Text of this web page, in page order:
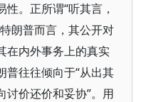
。正所谓“听其言，
朗普而言，其公开对
在内外事务上的真实
普往往倾向于“从出其
讨价还价和妥协”。用